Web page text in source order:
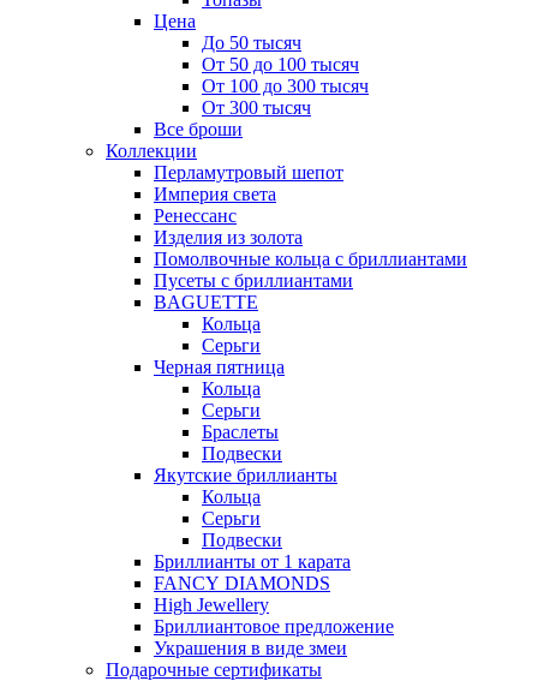
Цена
До 50 тысяч
От 50 до 100 тысяч
От 100 до 300 тысяч
От 300 тысяч
Все броши
Коллекции
Перламутровый шепот
Империя света
Ренессанс
Изделия из золота
Помолвочные кольца с бриллиантами
Пусеты с бриллиантами
BAGUETTE
Кольца
Серьги
Черная пятница
Кольца
Серьги
Браслеты
Подвески
Якутские бриллианты
Кольца
Серьги
Подвески
Бриллианты от 1 карата
FANCY DIAMONDS
High Jewellery
Бриллиантовое предложение
Украшения в виде змеи
Подарочные сертификаты